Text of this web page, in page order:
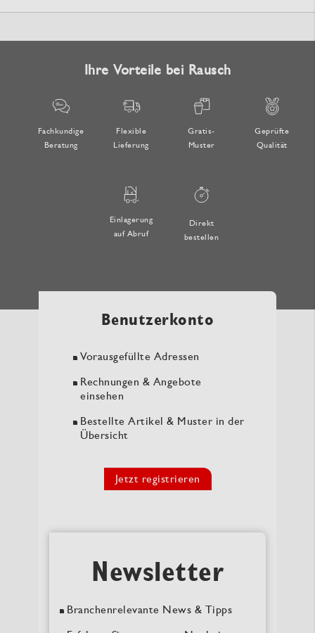
Ihre Vorteile bei Rausch
Fachkundige
Beratung
Flexible
Lieferung
Gratis-
Muster
Geprüfte
Qualität
Einlagerung
auf Abruf
Direkt
bestellen
Newsletter
Branchenrelevante News & Tipps
Benutzerkonto
Vorausgefüllte Adressen
Rechnungen & Angebote
einsehen
Bestellte Artikel & Muster in der
Übersicht
Jetzt registrieren